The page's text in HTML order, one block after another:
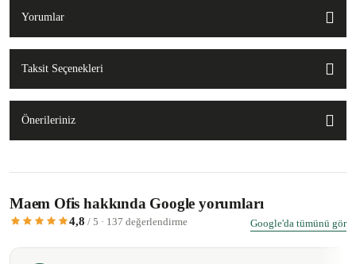
Yorumlar
Taksit Seçenekleri
Önerileriniz
Maem Ofis hakkında Google yorumları
4,8 / 5 · 137 değerlendirme Google'da tümünü gör